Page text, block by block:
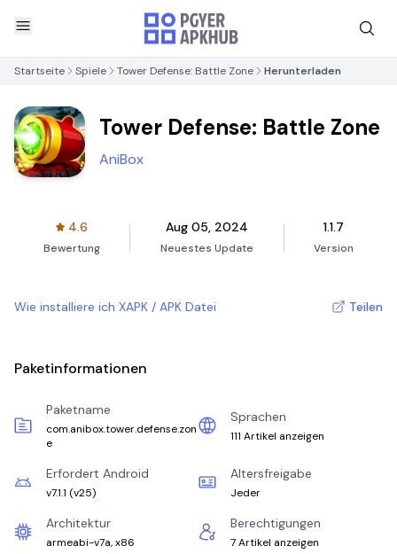
Startseite Spiele Tower Defense: Battle Zone Herunterladen
Tower Defense: Battle Zone
AniBox
4.6
Bewertung
Aug 05, 2024
Neuestes Update
1.1.7
Version
Wie installiere ich XAPK / APK Datei Teilen
Paketinformationen
Paketname
com.anibox.tower.defense.zon
e
Sprachen
111 Artikel anzeigen
Erfordert Android
v7.1.1 (v25)
Altersfreigabe
Jeder
Architektur
armeabi-v7a, x86
Berechtigungen
7 Artikel anzeigen